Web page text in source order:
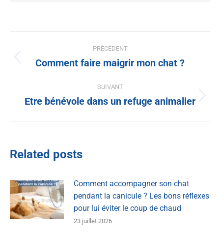
PRÉCÉDENT
Comment faire maigrir mon chat ?
SUIVANT
Etre bénévole dans un refuge animalier
Related posts
Comment accompagner son chat
pendant la canicule ? Les bons réflexes
pour lui éviter le coup de chaud
23 juillet 2026